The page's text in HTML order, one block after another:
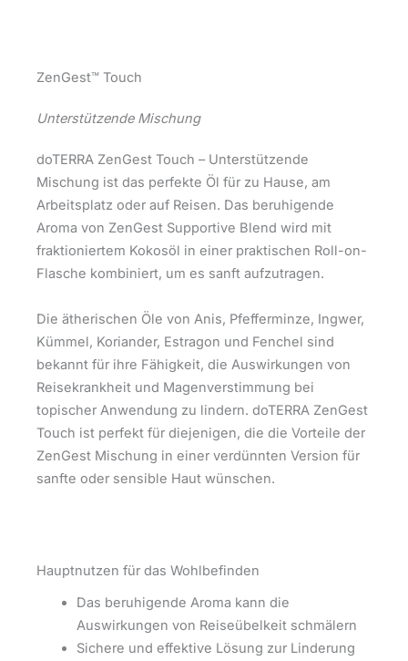
ZenGest™ Touch
Unterstützende Mischung
doTERRA ZenGest Touch – Unterstützende
Mischung ist das perfekte Öl für zu Hause, am
Arbeitsplatz oder auf Reisen. Das beruhigende
Aroma von ZenGest Supportive Blend wird mit
fraktioniertem Kokosöl in einer praktischen Roll-on-
Flasche kombiniert, um es sanft aufzutragen.
Die ätherischen Öle von Anis, Pfefferminze, Ingwer,
Kümmel, Koriander, Estragon und Fenchel sind
bekannt für ihre Fähigkeit, die Auswirkungen von
Reisekrankheit und Magenverstimmung bei
topischer Anwendung zu lindern. doTERRA ZenGest
Touch ist perfekt für diejenigen, die die Vorteile der
ZenGest Mischung in einer verdünnten Version für
sanfte oder sensible Haut wünschen.
Hauptnutzen für das Wohlbefinden
Das beruhigende Aroma kann die
Auswirkungen von Reiseübelkeit schmälern
Sichere und effektive Lösung zur Linderung